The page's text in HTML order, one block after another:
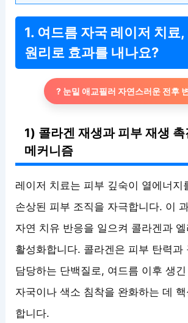
1. 여드름 자국 레이저 치료,
원리로 효과를 내나요?
? 눈밑 애교필러 자연스러운 전후
1) 콜라겐 재생과 피부 재생 촉
메커니즘
레이저 치료는 피부 깊숙이 열에너지
손상된 피부 조직을 자극합니다. 이
자연 치유 반응을 일으켜 콜라겐과
활성화합니다. 콜라겐은 피부 탄력과
담당하는 단백질로, 여드름 이후 생
자국이나 색소 침착을 완화하는 데
합니다.